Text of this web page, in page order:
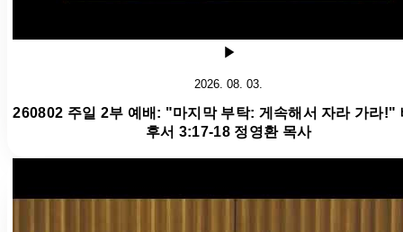
2026. 08. 03.
260802 주일 2부 예배: "마지막 부탁: 게속해서 자라 가라!"
후서 3:17-18 정영환 목사